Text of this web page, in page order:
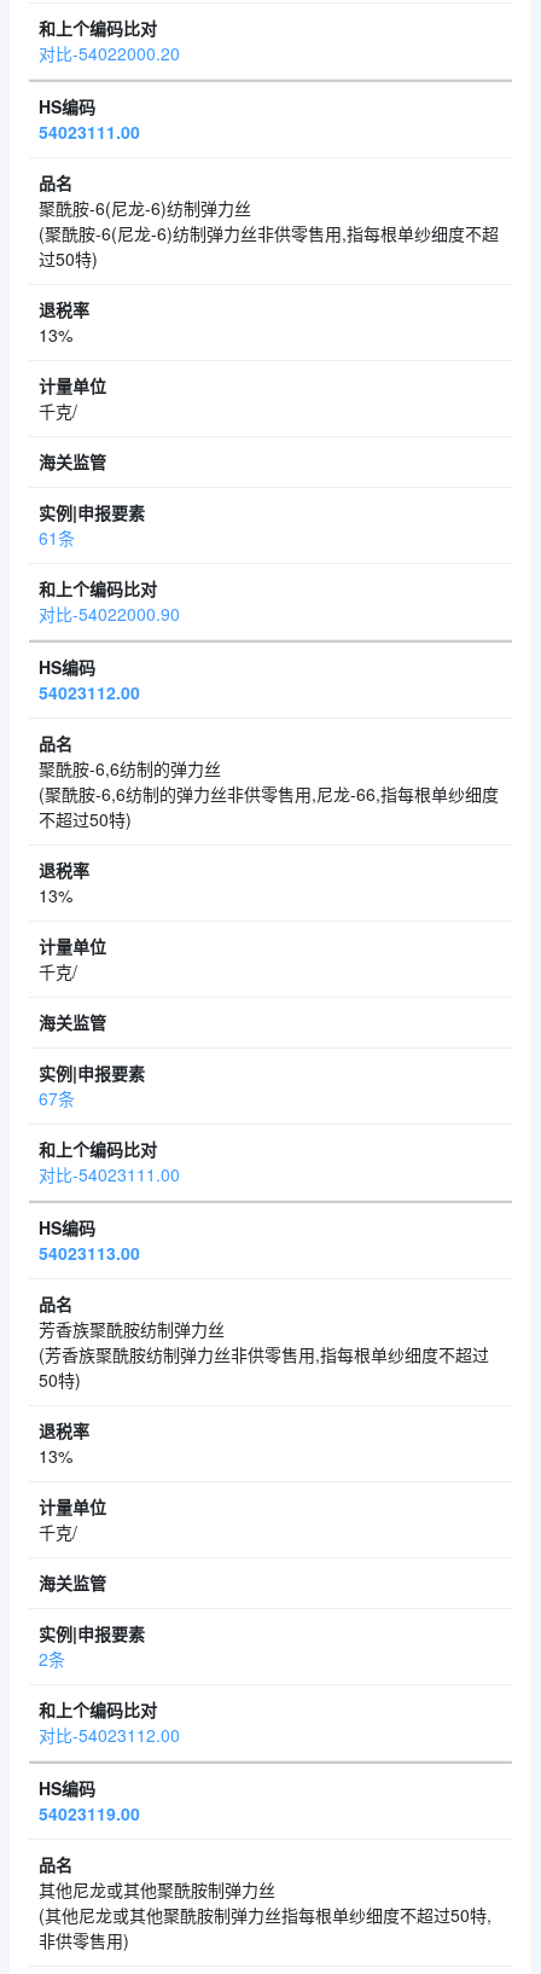
对比-54022000.20
54023111.00
聚酰胺-6(尼龙-6)纺制弹力丝
(聚酰胺-6(尼龙-6)纺制弹力丝非供零售用,指每根单纱细度不超
过50特)
13%
千克/
61条
对比-54022000.90
54023112.00
聚酰胺-6,6纺制的弹力丝
(聚酰胺-6,6纺制的弹力丝非供零售用,尼龙-66,指每根单纱细度
不超过50特)
13%
千克/
67条
对比-54023111.00
54023113.00
芳香族聚酰胺纺制弹力丝
(芳香族聚酰胺纺制弹力丝非供零售用,指每根单纱细度不超过
50特)
13%
千克/
2条
对比-54023112.00
54023119.00
其他尼龙或其他聚酰胺制弹力丝
(其他尼龙或其他聚酰胺制弹力丝指每根单纱细度不超过50特,
非供零售用)